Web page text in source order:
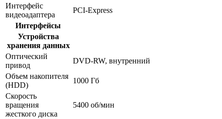
Интерфейс
видеоадаптера
PCI-Express
Интерфейсы
Устройства
хранения данных
Оптический
привод
DVD-RW, внутренний
Объем накопителя
(HDD)
1000 Гб
Скорость
вращения
жесткого диска
5400 об/мин